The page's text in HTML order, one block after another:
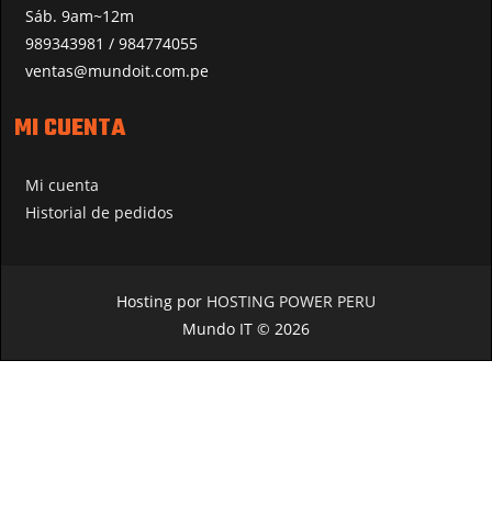
Sáb. 9am~12m
989343981 / 984774055
ventas@mundoit.com.pe
MI CUENTA
Mi cuenta
Historial de pedidos
Hosting por HOSTING POWER PERU
Mundo IT © 2026